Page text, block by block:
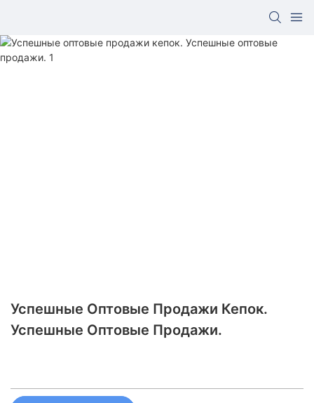
Успешные Оптовые Продажи Кепок.
Успешные Оптовые Продажи.